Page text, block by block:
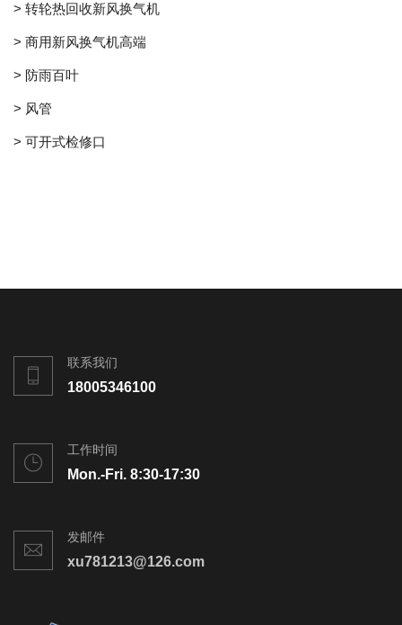
> 转轮热回收新风换气机
> 商用新风换气机高端
> 防雨百叶
> 风管
> 可开式检修口
联系我们
18005346100
工作时间
Mon.-Fri. 8:30-17:30
发邮件
xu781213@126.com